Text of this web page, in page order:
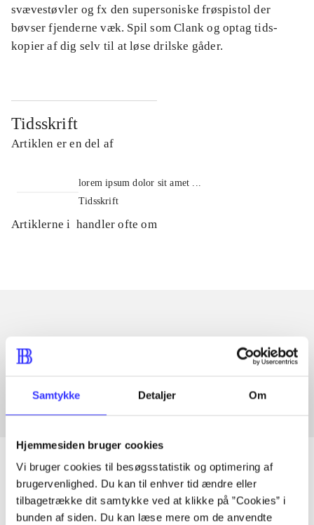
Samtykke Detaljer Om
Hjemmesiden bruger cookies
Vi bruger cookies til besøgsstatistik og optimering af
brugervenlighed. Du kan til enhver tid ændre eller
tilbagetrække dit samtykke ved at klikke på ”Cookies” i
bunden af siden. Du kan læse mere om de anvendte
svævestøvler og fx den supersoniske frøspistol der
bøvser fjenderne væk. Spil som Clank og optag tids-
kopier af dig selv til at løse drilske gåder.
Tidsskrift
Artiklen er en del af
lorem ipsum dolor sit amet ...
Tidsskrift
Artiklerne i handler ofte om
Artikler med samme emner
Fra
Artikler